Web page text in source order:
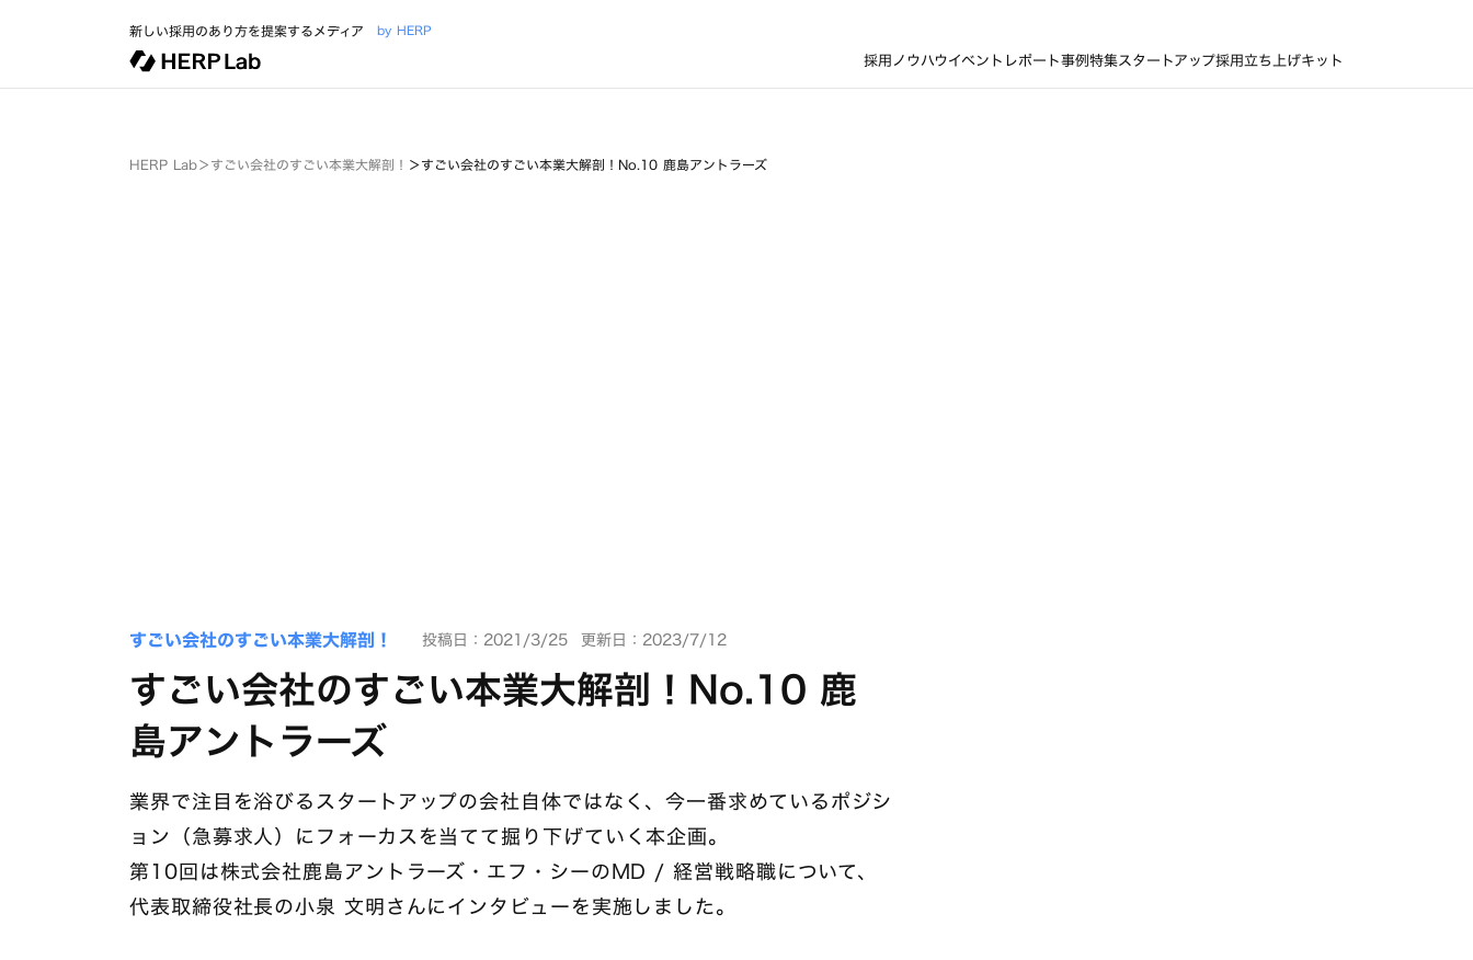
新しい採用のあり方を提案するメディア by HERP
採用ノウハウイベントレポート事例特集スタートアップ採用立ち上げキット
HERP Lab＞すごい会社のすごい本業大解剖！ ＞すごい会社のすごい本業大解剖！No.10 鹿島アントラーズ
すごい会社のすごい本業大解剖！ 投稿日：2021/3/25 更新日：2023/7/12
すごい会社のすごい本業大解剖！No.10 鹿
島アントラーズ
業界で注目を浴びるスタートアップの会社自体ではなく、今一番求めているポジシ
ョン（急募求人）にフォーカスを当てて掘り下げていく本企画。
第10回は株式会社鹿島アントラーズ・エフ・シーのMD / 経営戦略職について、
代表取締役社長の小泉 文明さんにインタビューを実施しました。